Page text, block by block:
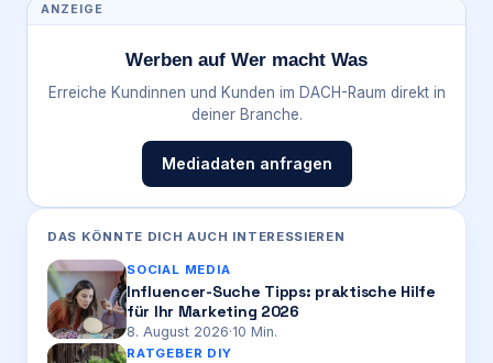
ANZEIGE
Werben auf Wer macht Was
Erreiche Kundinnen und Kunden im DACH-Raum direkt in
deiner Branche.
Mediadaten anfragen
DAS KÖNNTE DICH AUCH INTERESSIEREN
SOCIAL MEDIA
Influencer-Suche Tipps: praktische Hilfe
für Ihr Marketing 2026
8. August 2026·10 Min.
RATGEBER DIY